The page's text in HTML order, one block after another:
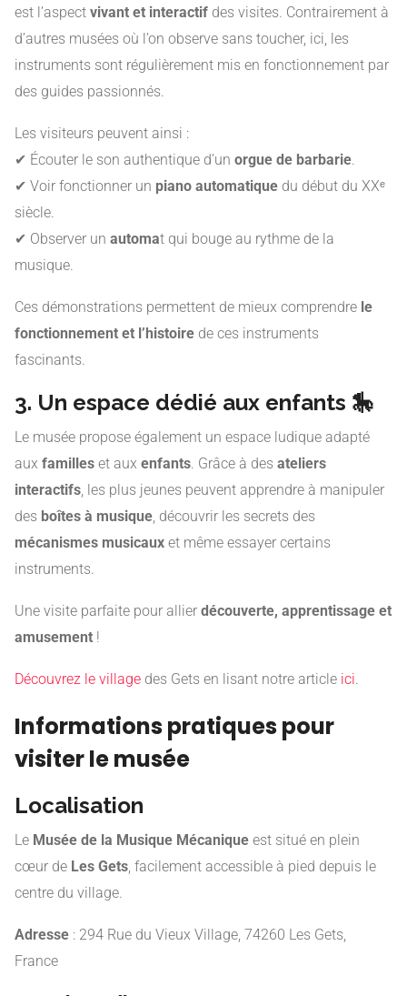
est l’aspect vivant et interactif des visites. Contrairement à
d’autres musées où l’on observe sans toucher, ici, les
instruments sont régulièrement mis en fonctionnement par
des guides passionnés.
Les visiteurs peuvent ainsi :
✔ Écouter le son authentique d’un orgue de barbarie
✔ Voir fonctionner un piano automatique du début du XXᵉ
siècle.
✔ Observer un automat qui bouge au rythme de la
musique.
Ces démonstrations permettent de mieux comprendre le
fonctionnement et l’histoire de ces instruments
fascinants.
3. Un espace dédié aux enfants 🎠
Le musée propose également un espace ludique adapté
aux familles et aux enfants . Grâce à des ateliers
interactifs , les plus jeunes peuvent apprendre à manipuler
des boîtes à musique , découvrir les secrets des
mécanismes musicaux et même essayer certains
instruments.
Une visite parfaite pour allier découverte, apprentissage et
amusement !
Découvrez le village des Gets en lisant notre article ici
Informations pratiques pour
visiter le musée
Localisation
Le Musée de la Musique Mécanique est situé en plein
cœur de Les Gets , facilement accessible à pied depuis le
centre du village.
Adresse : 294 Rue du Vieux Village, 74260 Les Gets,
France